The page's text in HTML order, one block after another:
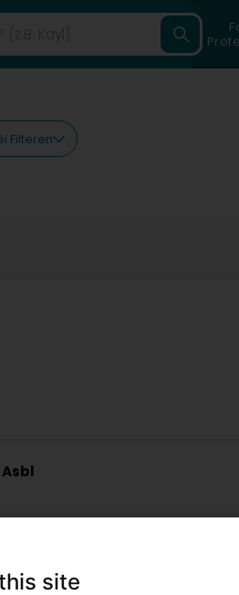
Filteren
site